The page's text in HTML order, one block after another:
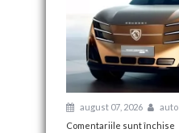
august 07, 2026
auto
Comentariile sunt închise